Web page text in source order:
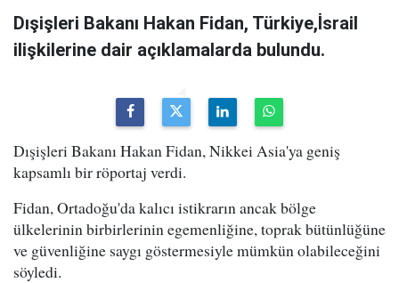
Dışişleri Bakanı Hakan Fidan, Türkiye,İsrail
ilişkilerine dair açıklamalarda bulundu.
Dışişleri Bakanı Hakan Fidan, Nikkei Asia'ya geniş
kapsamlı bir röportaj verdi.
Fidan, Ortadoğu'da kalıcı istikrarın ancak bölge
ülkelerinin birbirlerinin egemenliğine, toprak bütünlüğüne
ve güvenliğine saygı göstermesiyle mümkün olabileceğini
söyledi.